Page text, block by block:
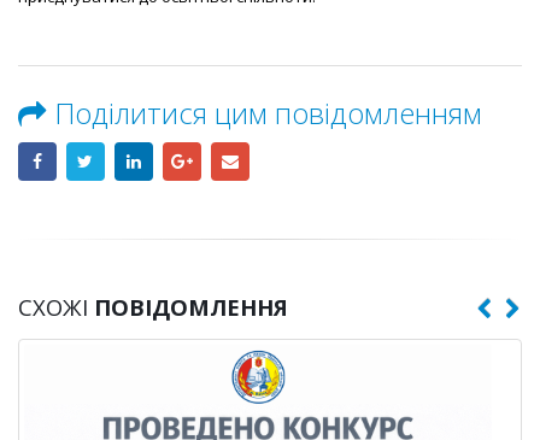
Поділитися цим повідомленням
СХОЖІ ПОВІДОМЛЕННЯ